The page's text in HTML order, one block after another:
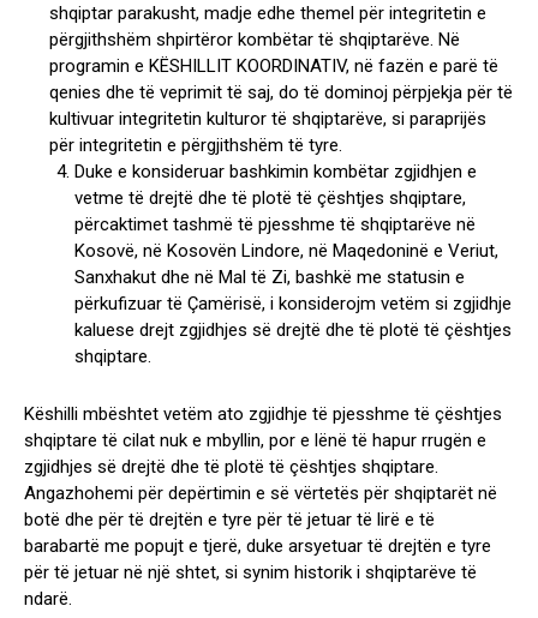
shqiptar parakusht, madje edhe themel për integritetin e
përgjithshëm shpirtëror kombëtar të shqiptarëve. Në
programin e KËSHILLIT KOORDINATIV, në fazën e parë të
qenies dhe të veprimit të saj, do të dominoj përpjekja për të
kultivuar integritetin kulturor të shqiptarëve, si paraprijës
për integritetin e përgjithshëm të tyre.
Duke e konsideruar bashkimin kombëtar zgjidhjen e
vetme të drejtë dhe të plotë të çështjes shqiptare,
përcaktimet tashmë të pjesshme të shqiptarëve në
Kosovë, në Kosovën Lindore, në Maqedoninë e Veriut,
Sanxhakut dhe në Mal të Zi, bashkë me statusin e
përkufizuar të Çamërisë, i konsiderojm vetëm si zgjidhje
kaluese drejt zgjidhjes së drejtë dhe të plotë të çështjes
shqiptare.
Këshilli mbështet vetëm ato zgjidhje të pjesshme të çështjes
shqiptare të cilat nuk e mbyllin, por e lënë të hapur rrugën e
zgjidhjes së drejtë dhe të plotë të çështjes shqiptare.
Angazhohemi për depërtimin e së vërtetës për shqiptarët në
botë dhe për të drejtën e tyre për të jetuar të lirë e të
barabartë me popujt e tjerë, duke arsyetuar të drejtën e tyre
për të jetuar në një shtet, si synim historik i shqiptarëve të
ndarë.